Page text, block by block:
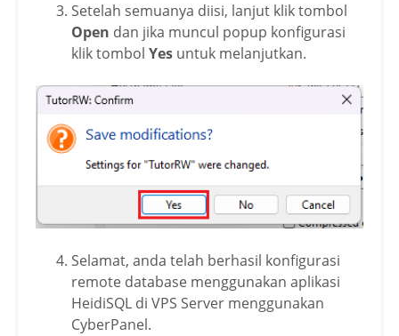
Setelah semuanya diisi, lanjut klik tombol
Open dan jika muncul popup konfigurasi
klik tombol Yes untuk melanjutkan.
Selamat, anda telah berhasil konfigurasi
remote database menggunakan aplikasi
HeidiSQL di VPS Server menggunakan
CyberPanel.